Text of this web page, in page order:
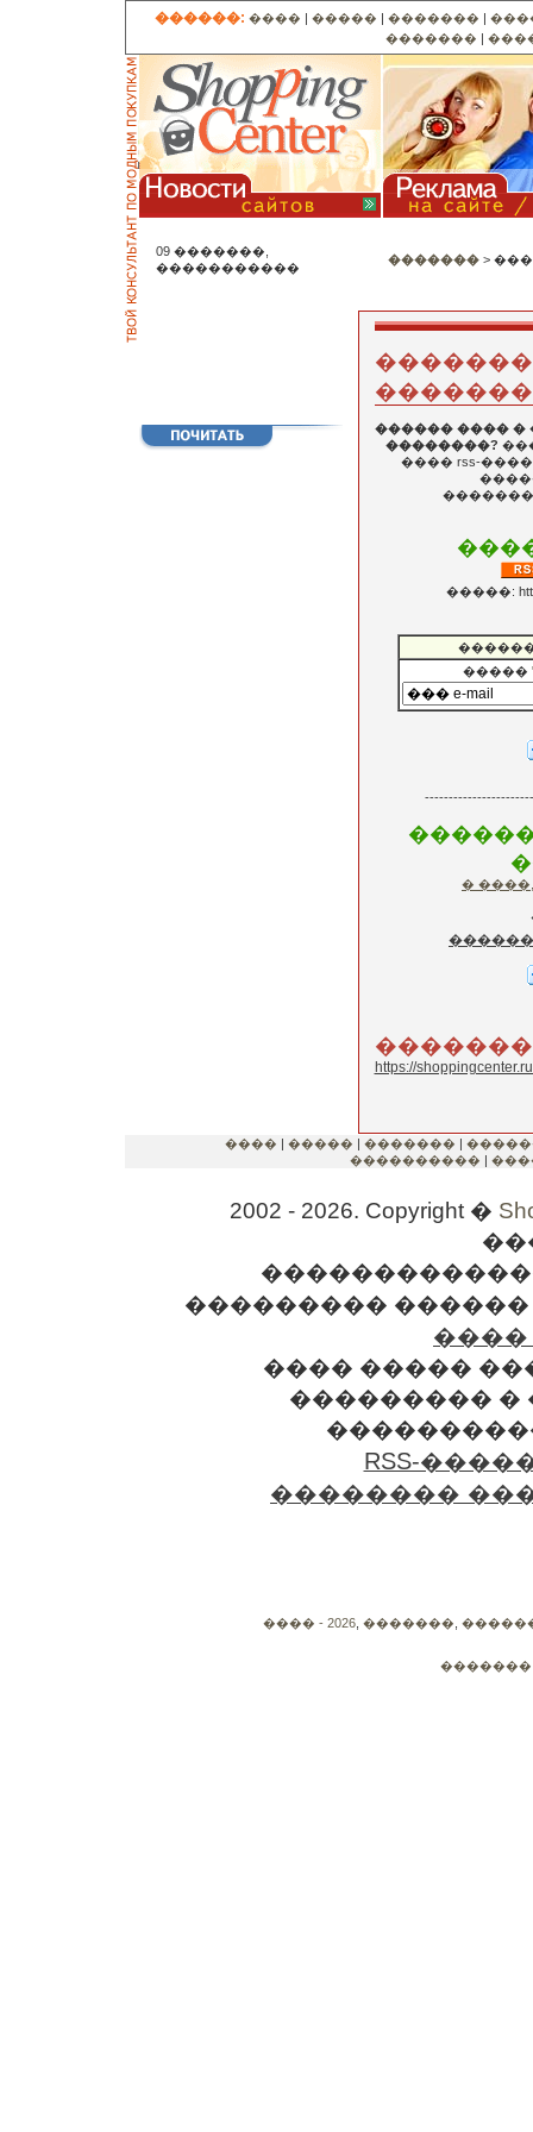
������: ���� | ����� | ������� |
������� |
09 �������,
�����������
������� >
�������.
������ ���� �
��������?
���� rss-
�����:
�����
�
https://
���� | ����� | ������� |
���������� |
2002 - 2026. Copyright �
���������
����
���� �����
��������� �
RSS-
��������
���� - 2026 �������
�������